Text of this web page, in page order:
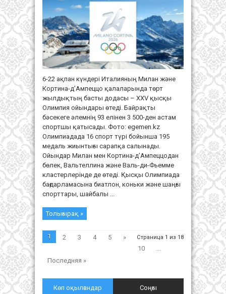
спортшылар
белгілі
болды
6-22 ақпан күндері Италияның Милан және
Кортина-д’Ампеццо қалаларында төрт
жылдықтың басты додасы – XXV қысқы
Олимпия ойындары өтеді. Байрақты
бәсекеге әлемнің 93 елінен 3 500-ден астам
спортшы қатысады. Фото: egemen.kz
Олимпиадада 16 спорт түрі бойынша 195
медаль жиынтығы сарапқа салынады.
Ойындар Милан мен Кортина-д’Ампеццодан
бөлек, Вальтеллина және Валь-ди-Фьемме
кластерлерінде де өтеді. Қысқы Олимпиада
бағдарламасына биатлон, коньки және шаңғы
спорттары, шайбалы ...
Толығырақ »
Страница 1 из 18
1 2 3 4 5
»
10
...
Последняя »
Көп оқылғандар Соңғы